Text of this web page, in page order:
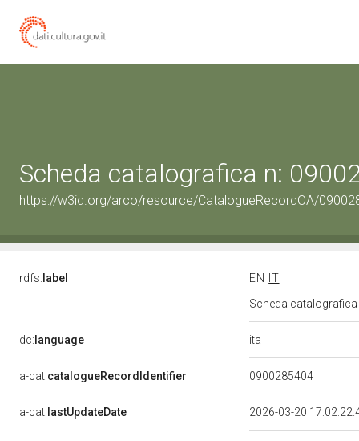
Scheda catalografica n:
https://w3id.org/arco/resource/CatalogueRecordOA/
rdfs: label EN
IT
Scheda
dc: language ita
a-cat:catalogueRecordIdentifier 0900285404
a-cat: lastUpdateDate 2026-03-20